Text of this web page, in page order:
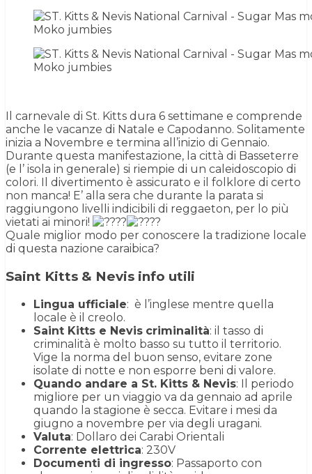
Moko jumbies
Moko jumbies
Il carnevale di St. Kitts dura 6 settimane e comprende
anche le vacanze di Natale e Capodanno. Solitamente
inizia a Novembre e termina all’inizio di Gennaio.
Durante questa manifestazione, la città di Basseterre
(e l’ isola in generale) si riempie di un caleidoscopio di
colori. Il divertimento è assicurato e il folklore di certo
non manca! E’ alla sera che durante la parata si
raggiungono livelli indicibili di reggaeton, per lo più
vietati ai minori!
Quale miglior modo per conoscere la tradizione locale
di questa nazione caraibica?
Saint Kitts & Nevis info utili
Lingua ufficiale: è l’inglese mentre quella
locale è il creolo.
Saint Kitts e Nevis criminalità: il tasso di
criminalità è molto basso su tutto il territorio.
Vige la norma del buon senso, evitare zone
isolate di notte e non esporre beni di valore.
Quando andare a St. Kitts & Nevis: Il periodo
migliore per un viaggio va da gennaio ad aprile
quando la stagione è secca. Evitare i mesi da
giugno a novembre per via degli uragani.
Valuta: Dollaro dei Carabi Orientali
Corrente elettrica: 230V
Documenti di ingresso: Passaporto con